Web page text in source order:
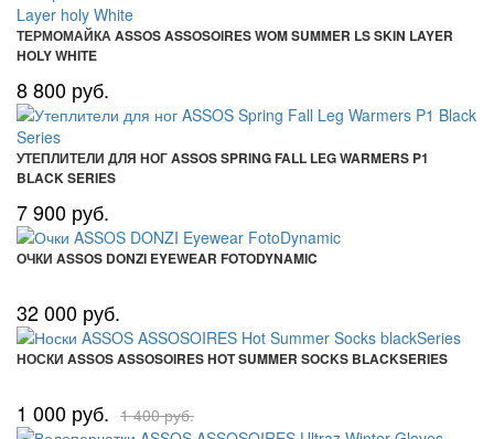
ТЕРМОМАЙКА ASSOS ASSOSOIRES WOM SUMMER LS SKIN LAYER
HOLY WHITE
8 800 руб.
УТЕПЛИТЕЛИ ДЛЯ НОГ ASSOS SPRING FALL LEG WARMERS P1
BLACK SERIES
7 900 руб.
ОЧКИ ASSOS DONZI EYEWEAR FOTODYNAMIC
32 000 руб.
НОСКИ ASSOS ASSOSOIRES HOT SUMMER SOCKS BLACKSERIES
1 000 руб. 1 400 руб.